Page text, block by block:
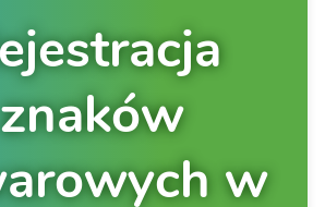
znaków
w